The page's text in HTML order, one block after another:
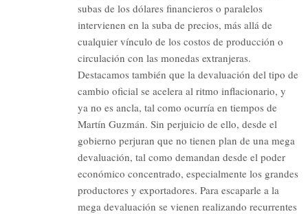
subas de los dólares financieros o paralelos
intervienen en la suba de precios, más allá de
cualquier vínculo de los costos de producción o
circulación con las monedas extranjeras.
Destacamos también que la devaluación del tipo de
cambio oficial se acelera al ritmo inflacionario, y
ya no es ancla, tal como ocurría en tiempos de
Martín Guzmán. Sin perjuicio de ello, desde el
gobierno perjuran que no tienen plan de una mega
devaluación, tal como demandan desde el poder
económico concentrado, especialmente los grandes
productores y exportadores. Para escaparle a la
mega devaluación se vienen realizando recurrentes